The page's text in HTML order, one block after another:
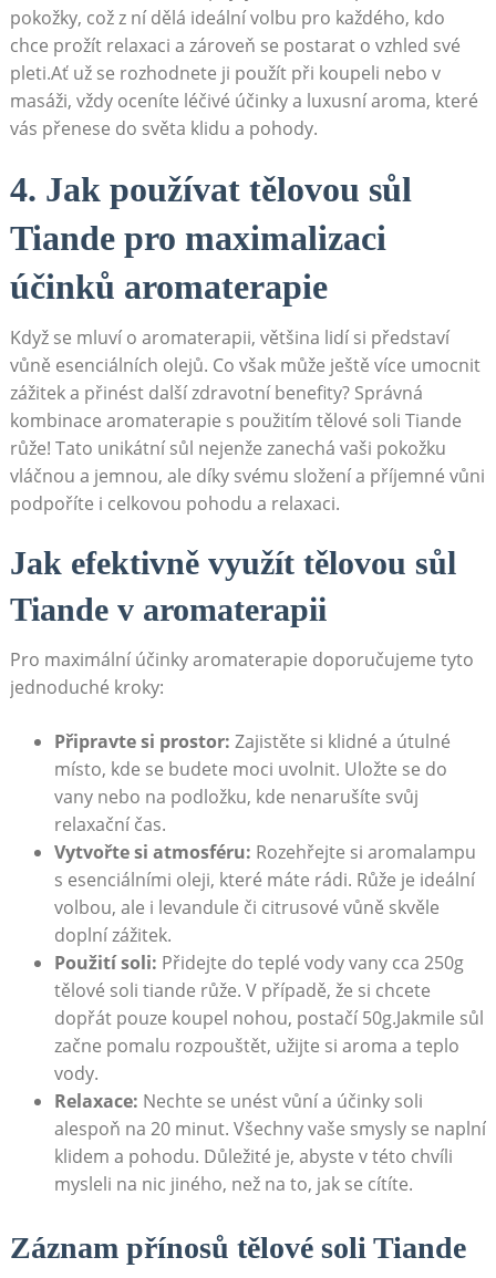
pokožky, což z ní‌ dělá ideální volbu pro ⁢každého, kdo
chce prožít relaxaci‍ a zároveň se postarat o vzhled své
pleti.Ať už se rozhodnete ji použít při koupeli nebo‍ v‍
masáži, ⁤vždy oceníte ‌léčivé účinky⁢ a ⁢luxusní aroma, které
‌vás přenese do‍ světa klidu a pohody.
4. ⁢Jak‍ používat tělovou sůl
Tiande‍ pro maximalizaci
účinků aromaterapie
Když se mluví o aromaterapii, většina lidí si představí
vůně‌ esenciálních olejů.‌ Co však může ještě více ​umocnit
zážitek⁢ a⁢ přinést další​ zdravotní benefity? Správná
kombinace aromaterapie s použitím​ tělové soli Tiande‍
růže!⁢ Tato unikátní sůl nejenže zanechá⁢ vaši pokožku
vláčnou a ‌jemnou, ale díky svému složení a příjemné vůni
podpoříte i celkovou pohodu‍ a relaxaci.
Jak efektivně využít tělovou sůl
Tiande v ‍aromaterapii
Pro ⁤maximální účinky aromaterapie⁢ doporučujeme tyto
jednoduché kroky:
Připravte si prostor: Zajistěte si​ klidné a útulné
⁢místo, kde se ⁤budete moci uvolnit. Uložte⁢ se do
vany⁢ nebo na podložku, ​kde ‌nenarušíte ​svůj
relaxační čas.
Vytvořte si⁣ atmosféru: Rozehřejte‍ si ‌aromalampu
⁢s esenciálními oleji, které⁢ máte rádi. Růže je ideální
volbou, ​ale i levandule či⁢ citrusové vůně skvěle⁣
doplní zážitek.
Použití soli: Přidejte do teplé ⁤vody vany cca 250g
tělové soli tiande růže. V případě, ⁤že ‍si ⁢chcete
dopřát pouze koupel‌ nohou, postačí 50g.Jakmile sůl
⁣začne‍ pomalu rozpouštět, užijte si aroma a teplo
vody.
Relaxace: Nechte ‍se unést vůní a účinky soli
alespoň‌ na 20 minut. Všechny vaše smysly se naplní
klidem ⁤a pohodu. Důležité ⁤je, abyste v této chvíli
mysleli na⁢ nic jiného,​ než na to,‌ jak se ⁣cítíte.
Záznam přínosů tělové soli Tiande